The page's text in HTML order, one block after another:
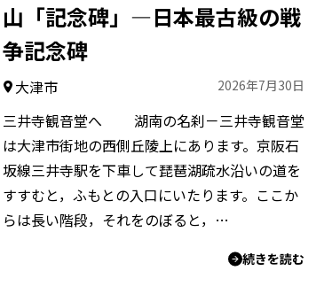
山「記念碑」―日本最古級の戦
争記念碑
大津市 2026年7月30日
三井寺観音堂へ 湖南の名刹－三井寺観音堂
は大津市街地の西側丘陵上にあります。京阪石
坂線三井寺駅を下車して琵琶湖疏水沿いの道を
すすむと，ふもとの入口にいたります。ここか
らは長い階段，それをのぼると，…
続きを読む